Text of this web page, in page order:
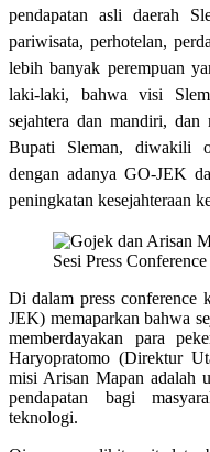
pendapatan asli daerah
pariwisata, perhotelan,
lebih banyak perempuan
laki-laki, bahwa visi
sejahtera dan mandiri,
Bupati Sleman, diwakili
dengan adanya GO-JEK
peningkatan kesejahteraan
Sesi Press Conference
Di dalam press conference
JEK) memaparkan bahwa
memberdayakan para
Haryopratomo (Direktur
misi Arisan Mapan adalah
pendapatan bagi
teknologi.